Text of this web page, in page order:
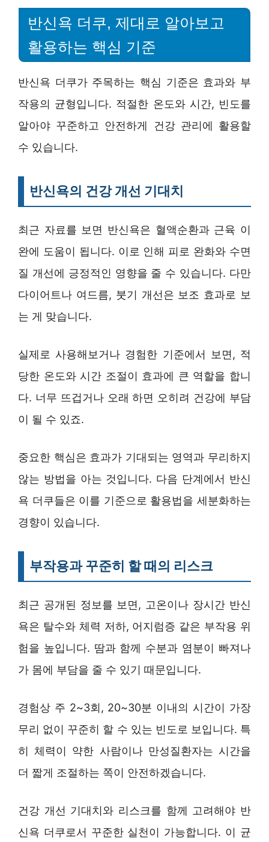
반신욕 더쿠, 제대로 알아보고
활용하는 핵심 기준
반신욕 더쿠가 주목하는 핵심 기준은 효과와 부
작용의 균형입니다. 적절한 온도와 시간, 빈도를
알아야 꾸준하고 안전하게 건강 관리에 활용할
수 있습니다.
반신욕의 건강 개선 기대치
최근 자료를 보면 반신욕은 혈액순환과 근육 이
완에 도움이 됩니다. 이로 인해 피로 완화와 수면
질 개선에 긍정적인 영향을 줄 수 있습니다. 다만
다이어트나 여드름, 붓기 개선은 보조 효과로 보
는 게 맞습니다.
실제로 사용해보거나 경험한 기준에서 보면, 적
당한 온도와 시간 조절이 효과에 큰 역할을 합니
다. 너무 뜨겁거나 오래 하면 오히려 건강에 부담
이 될 수 있죠.
중요한 핵심은 효과가 기대되는 영역과 무리하지
않는 방법을 아는 것입니다. 다음 단계에서 반신
욕 더쿠들은 이를 기준으로 활용법을 세분화하는
경향이 있습니다.
부작용과 꾸준히 할 때의 리스크
최근 공개된 정보를 보면, 고온이나 장시간 반신
욕은 탈수와 체력 저하, 어지럼증 같은 부작용 위
험을 높입니다. 땀과 함께 수분과 염분이 빠져나
가 몸에 부담을 줄 수 있기 때문입니다.
경험상 주 2~3회, 20~30분 이내의 시간이 가장
무리 없이 꾸준히 할 수 있는 빈도로 보입니다. 특
히 체력이 약한 사람이나 만성질환자는 시간을
더 짧게 조절하는 쪽이 안전하겠습니다.
건강 개선 기대치와 리스크를 함께 고려해야 반
신욕 더쿠로서 꾸준한 실천이 가능합니다. 이 균